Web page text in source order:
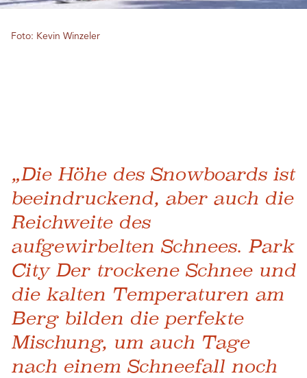
Foto: Kevin Winzeler
„Die Höhe des Snowboards ist
beeindruckend, aber auch die
Reichweite des
aufgewirbelten Schnees. Park
City Der trockene Schnee und
die kalten Temperaturen am
Berg bilden die perfekte
Mischung, um auch Tage
nach einem Schneefall noch